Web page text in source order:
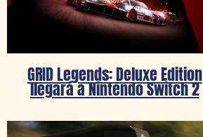
GRID Legends: Deluxe Edition
llegará a Nintendo Switch 2